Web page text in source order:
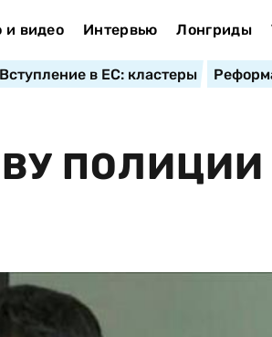
и видео Интервью Лонгриды
Вступление в ЕС: кластеры
ПОЛИЦИИ